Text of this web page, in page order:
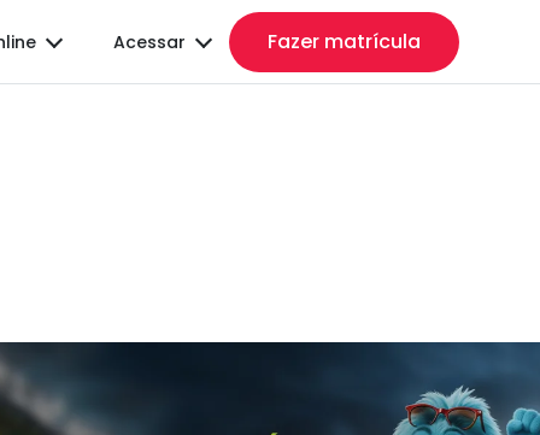
Acessar Fazer matrícula